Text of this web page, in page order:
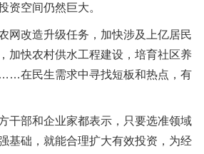
资空间仍然巨大。
网改造升级任务，加快涉及上亿居民
加快农村供水工程建设，培育社区养
在民生需求中寻找短板和热点，有
干部和企业家都表示，只要选准领域
基础，就能合理扩大有效投资，为经